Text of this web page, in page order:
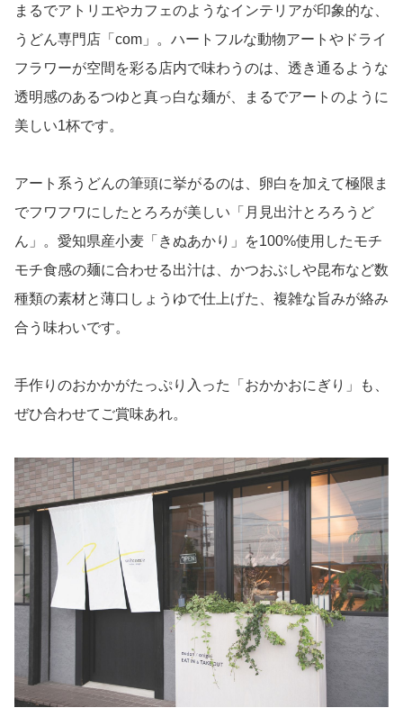
まるでアトリエやカフェのようなインテリアが印象的な、
うどん専門店「com」。ハートフルな動物アートやドライ
フラワーが空間を彩る店内で味わうのは、透き通るような
透明感のあるつゆと真っ白な麺が、まるでアートのように
美しい1杯です。
アート系うどんの筆頭に挙がるのは、卵白を加えて極限ま
でフワフワにしたとろろが美しい「月見出汁とろろうど
ん」。愛知県産小麦「きぬあかり」を100%使用したモチ
モチ食感の麺に合わせる出汁は、かつおぶしや昆布など数
種類の素材と薄口しょうゆで仕上げた、複雑な旨みが絡み
合う味わいです。
手作りのおかかがたっぷり入った「おかかおにぎり」も、
ぜひ合わせてご賞味あれ。